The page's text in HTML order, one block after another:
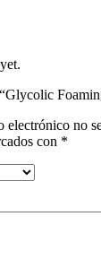
electrónico no
con *